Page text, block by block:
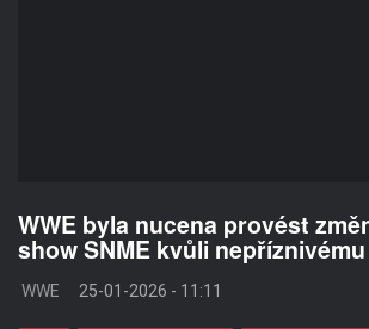
WWE byla nucena provést
show SNME kvůli
WWE 25-01-2026 - 11:11